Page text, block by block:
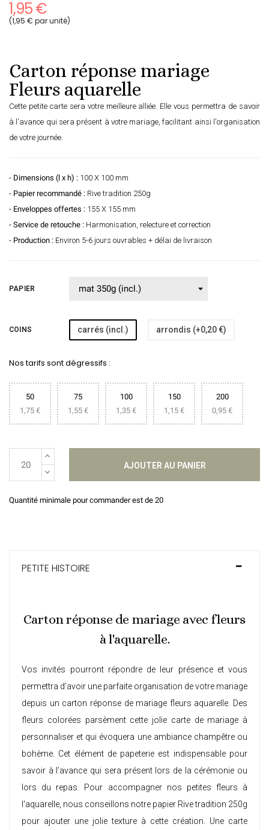
1,95 €
(1,95 € par unité)
Carton réponse mariage
Fleurs aquarelle
Cette petite carte sera votre meilleure alliée. Elle vous permettra de savoir
à l'avance qui sera présent à votre mariage, facilitant ainsi l'organisation
de votre journée.
- Dimensions (l x h) : 100 X 100 mm
- Papier recommandé : Rive tradition 250g
- Enveloppes offertes : 155 X 155 mm
- Service de retouche : Harmonisation, relecture et correction
- Production : Environ 5-6 jours ouvrables + délai de livraison
PAPIER
COINS carrés (incl.) arrondis (+0,20 €)
Nos tarifs sont dégressifs :
50
1,75 €
75
1,55 €
100
1,35 €
150
1,15 €
200
0,95 €
AJOUTER AU PANIER
Quantité minimale pour commander est de 20
PETITE HISTOIRE
Carton réponse de mariage avec fleurs
à l'aquarelle.
Vos invités pourront répondre de leur présence et vous
permettra d’avoir une parfaite organisation de votre mariage
depuis un carton réponse de mariage fleurs aquarelle. Des
fleurs colorées parsèment cette jolie carte de mariage à
personnaliser et qui évoquera une ambiance champêtre ou
bohème. Cet élément de papeterie est indispensable pour
savoir à l’avance qui sera présent lors de la cérémonie ou
lors du repas. Pour accompagner nos petites fleurs à
l'aquarelle, nous conseillons notre papier Rive tradition 250g
pour ajouter une jolie texture à cette création. Une carte